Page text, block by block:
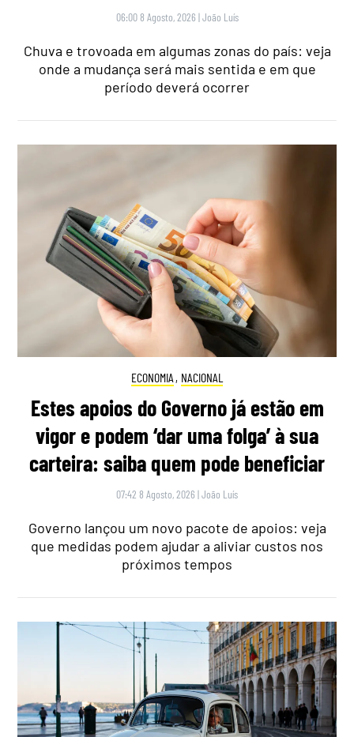
06:00 8 Agosto, 2026 |João Luís
Chuva e trovoada em algumas zonas do país: veja
onde a mudança será mais sentida e em que
período deverá ocorrer
ECONOMIA , NACIONAL
Estes apoios do Governo já estão em
vigor e podem ‘dar uma folga’ à sua
carteira: saiba quem pode beneficiar
07:42 8 Agosto, 2026 |João Luís
Governo lançou um novo pacote de apoios: veja
que medidas podem ajudar a aliviar custos nos
próximos tempos